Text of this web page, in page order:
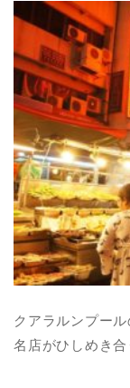
クアラルンプー
名店がひしめき合